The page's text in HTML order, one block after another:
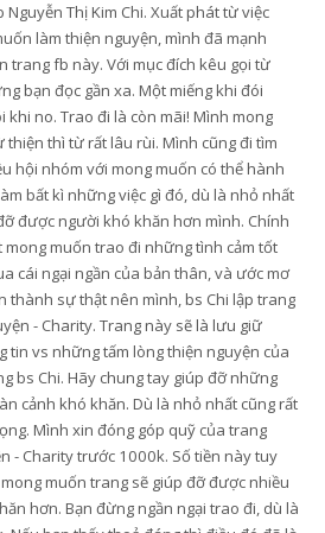
Nguyễn Thị Kim Chi. Xuất phát từ việc
làm thiện nguyện, mình đã mạnh
trang fb này. Với mục đích kêu gọi từ
bạn đọc gần xa. Một miếng khi đói
khi no. Trao đi là còn mãi! Mình mong
thiện thì từ rất lâu rùi. Mình cũng đi tìm
hội nhóm với mong muốn có thể hành
bất kì những việc gì đó, dù là nhỏ nhất
được người khó khăn hơn mình. Chính
muốn trao đi những tình cảm tốt
cái ngại ngần của bản thân, và ước mơ
thành sự thật nên mình, bs Chi lập trang
- Charity. Trang này sẽ là lưu giữ
tin vs những tấm lòng thiện nguyện của
bs Chi. Hãy chung tay giúp đỡ những
cảnh khó khăn. Dù là nhỏ nhất cũng rất
Mình xin đóng góp quỹ của trang
- Charity trước 1000k. Số tiền này tuy
muốn trang sẽ giúp đỡ được nhiều
hơn. Bạn đừng ngần ngại trao đi, dù là